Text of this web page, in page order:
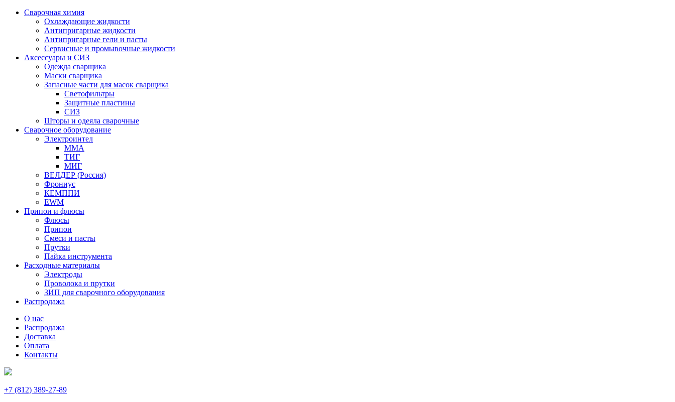
Сварочная химия
Охлаждающие жидкости
Антипригарные жидкости
Антипригарные гели и пасты
Сервисные и промывочные жидкости
Аксессуары и СИЗ
Одежда сварщика
Маски сварщика
Запасные части для масок сварщика
Светофильтры
Защитные пластины
СИЗ
Шторы и одеяла сварочные
Сварочное оборудование
Электроинтел
ММА
ТИГ
МИГ
ВЕЛДЕР (Россия)
Фрониус
КЕМППИ
EWM
Припои и флюсы
Флюсы
Припои
Смеси и пасты
Прутки
Пайка инструмента
Расходные материалы
Электроды
Проволока и прутки
ЗИП для сварочного оборудования
Распродажа
О нас
Распродажа
Доставка
Оплата
Контакты
+7 (812) 389-27-89